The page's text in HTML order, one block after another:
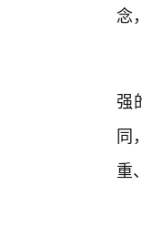
念
强
同
重